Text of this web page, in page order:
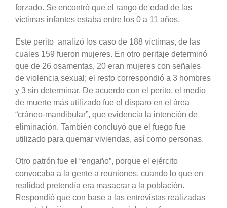
forzado. Se encontró que el rango de edad de las
víctimas infantes estaba entre los 0 a 11 años.
Este perito analizó los caso de 188 víctimas, de las
cuales 159 fueron mujeres. En otro peritaje determinó
que de 26 osamentas, 20 eran mujeres con señales
de violencia sexual; el resto correspondió a 3 hombres
y 3 sin determinar. De acuerdo con el perito, el medio
de muerte más utilizado fue el disparo en el área
“cráneo-mandibular”, que evidencia la intención de
eliminación. También concluyó que el fuego fue
utilizado para quemar viviendas, así como personas.
Otro patrón fue el “engaño”, porque el ejército
convocaba a la gente a reuniones, cuando lo que en
realidad pretendía era masacrar a la población.
Respondió que con base a las entrevistas realizadas